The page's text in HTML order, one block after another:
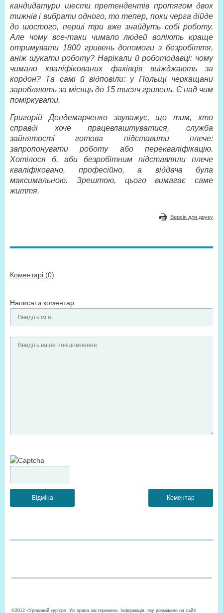
кандидатури шести претендентів протягом двох
тижнів і вибрати одного, то тепер, поки черга дійде
до шостого, перші три вже знайдуть собі роботу.
Але чому все-таки чимало людей воліють краще
отримувати 1800 гривень допомоги з безробіття,
аніж шукати роботу? Нарікали й роботодавці: чому
чимало кваліфікованих фахівців виїжджають за
кордон? Та самі й відповіли: у Польщі черкащани
заробляють за місяць до 15 тисяч гривень. Є над чим
поміркувати.
Григорій Дендемарченко зауважує, що тим, хто
справді хоче працевлаштуватися, служба
зайнятості готова підставити плече:
запропонувати роботу або перекваліфікацію.
Хотілося б, аби безробітним підставляли плече
кваліфіковано, професійно, а віддача була
максимальною. Зрештою, цього вимагає саме
життя.
Версія для друку
Коментарі (0)
Написати коментар
©2012 «Урядовий кур’єр». Усі права застережено. Інформація, яку розміщено на сайті